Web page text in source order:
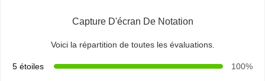
Capture D'écran De Notation
Voici la répartition de toutes les évaluations.
5 étoiles 100%